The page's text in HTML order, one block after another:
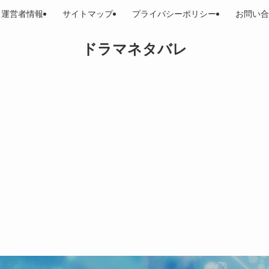
ドラマネタバレ
運営者情報 サイトマップ プライバシーポリシー お問い